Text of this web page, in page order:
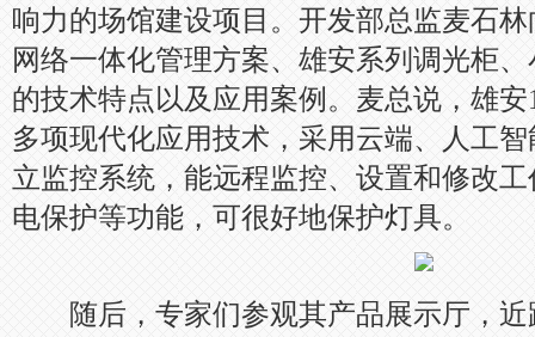
响力的场馆建设项目。开发部总监麦石
网络一体化管理方案、雄安系列调光柜
的技术特点以及应用案例。麦总说，雄
多项现代化应用技术，采用云端、人工
立监控系统，能远程监控、设置和修改
电保护等功能，可很好地保护灯具。
随后，专家们参观其产品展示厅，近